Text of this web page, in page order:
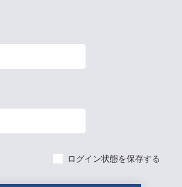
ログイン状態を保存する